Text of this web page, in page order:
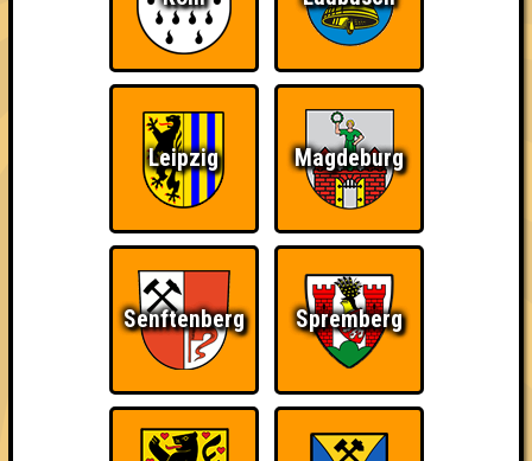
3. ohne Obi-Wan aufgeschmissen
13 5 29
4. Seitensprung
13 28
5. Fango am Mars
11 27
5. Team Jesus
10 8 27
5. Eight Tännchen please!
12 27
5. Denken mit Getränken
11 8 27
Leipzig Magdeburg
Senftenberg Spremberg